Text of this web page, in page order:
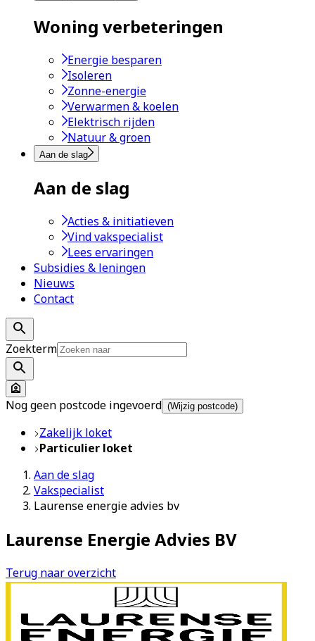
Woning verbeteringen
Energie besparen
Isoleren
Zonne-energie
Verwarmen & koelen
Elektrisch rijden
Natuur & groen
Aan de slag
Aan de slag
Acties & initiatieven
Vind vakspecialist
Lees ervaringen
Subsidies & leningen
Nieuws
Contact
Zoekterm
Nog geen postcode ingevoerd (Wijzig postcode)
Zakelijk loket
Particulier loket
Aan de slag
Vakspecialist
Laurense energie advies bv
Laurense Energie Advies BV
Terug naar overzicht